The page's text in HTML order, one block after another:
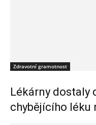
Zdravotní gramotnost
Lékárny dostaly
chybějícího léku